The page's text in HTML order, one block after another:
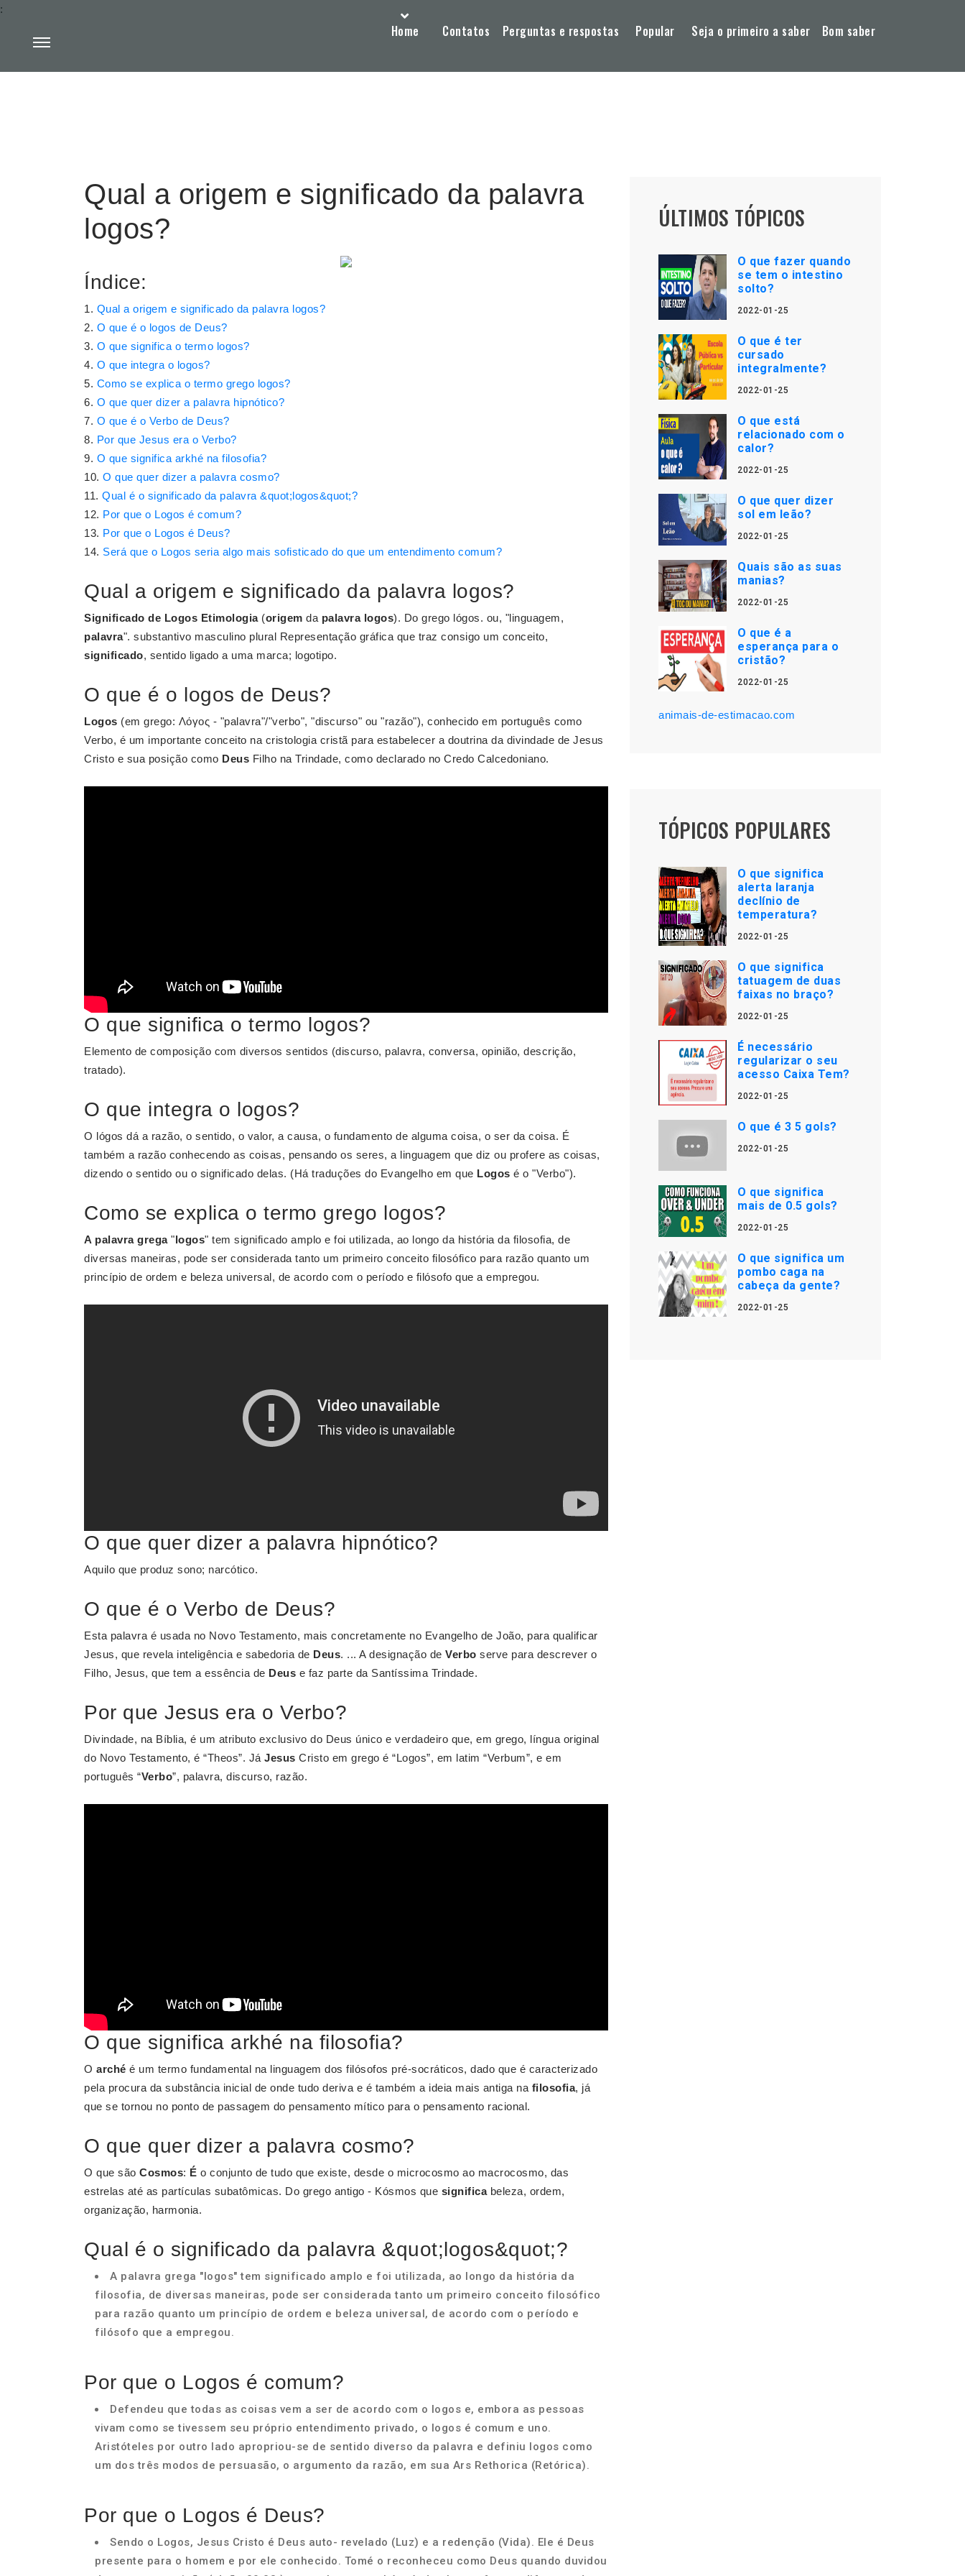
Home Contatos Perguntas e respostas Popular Seja o primeiro a saber Bom saber
:
Qual a origem e significado da palavra
logos?
Índice:
Qual a origem e significado da palavra logos?
O que é o logos de Deus?
O que significa o termo logos?
O que integra o logos?
Como se explica o termo grego logos?
O que quer dizer a palavra hipnótico?
O que é o Verbo de Deus?
Por que Jesus era o Verbo?
O que significa arkhé na filosofia?
O que quer dizer a palavra cosmo?
Qual é o significado da palavra &quot;logos&quot;?
Por que o Logos é comum?
Por que o Logos é Deus?
Será que o Logos seria algo mais sofisticado do que um entendimento comum?
Qual a origem e significado da palavra logos?
Significado de Logos Etimologia(origem da palavra logos). Do grego lógos. ou, "linguagem,
palavra". substantivo masculino plural Representação gráfica que traz consigo um conceito,
significado, sentido ligado a uma marca; logotipo.
O que é o logos de Deus?
Logos (em grego: Λόγος - "palavra"/"verbo", "discurso" ou "razão"), conhecido em português como
Verbo, é um importante conceito na cristologia cristã para estabelecer a doutrina da divindade de Jesus
Cristo e sua posição como Deus Filho na Trindade, como declarado no Credo Calcedoniano.
O que significa o termo logos?
Elemento de composição com diversos sentidos (discurso, palavra, conversa, opinião, descrição,
tratado).
O que integra o logos?
O lógos dá a razão, o sentido, o valor, a causa, o fundamento de alguma coisa, o ser da coisa. É
também a razão conhecendo as coisas, pensando os seres, a linguagem que diz ou profere as coisas,
dizendo o sentido ou o significado delas. (Há traduções do Evangelho em que Logos é o "Verbo").
Como se explica o termo grego logos?
A palavra grega"logos" tem significado amplo e foi utilizada, ao longo da história da filosofia, de
diversas maneiras, pode ser considerada tanto um primeiro conceito filosófico para razão quanto um
princípio de ordem e beleza universal, de acordo com o período e filósofo que a empregou.
O que quer dizer a palavra hipnótico?
Aquilo que produz sono; narcótico.
O que é o Verbo de Deus?
Esta palavra é usada no Novo Testamento, mais concretamente no Evangelho de João, para qualificar
Jesus, que revela inteligência e sabedoria de Deus. ... A designação de Verbo serve para descrever o
Filho, Jesus, que tem a essência de Deus e faz parte da Santíssima Trindade.
Por que Jesus era o Verbo?
Divindade, na Bíblia, é um atributo exclusivo do Deus único e verdadeiro que, em grego, língua original
do Novo Testamento, é “Theos”. Já Jesus Cristo em grego é “Logos”, em latim “Verbum”, e em
português “Verbo”, palavra, discurso, razão.
O que significa arkhé na filosofia?
O arché é um termo fundamental na linguagem dos filósofos pré-socráticos, dado que é caracterizado
pela procura da substância inicial de onde tudo deriva e é também a ideia mais antiga na filosofia, já
que se tornou no ponto de passagem do pensamento mítico para o pensamento racional.
O que quer dizer a palavra cosmo?
O que são Cosmos: É o conjunto de tudo que existe, desde o microcosmo ao macrocosmo, das
estrelas até as partículas subatômicas. Do grego antigo - Kósmos que significabeleza, ordem,
organização, harmonia.
Qual é o significado da palavra &quot;logos&quot;?
A palavra grega "logos" tem significado amplo e foi utilizada, ao longo da história da
filosofia, de diversas maneiras, pode ser considerada tanto um primeiro conceito filosófico
para razão quanto um princípio de ordem e beleza universal, de acordo com o período e
filósofo que a empregou.
Por que o Logos é comum?
Defendeu que todas as coisas vem a ser de acordo com o logos e, embora as pessoas
vivam como se tivessem seu próprio entendimento privado, o logos é comum e uno.
Aristóteles por outro lado apropriou-se de sentido diverso da palavra e definiu logos como
um dos três modos de persuasão, o argumento da razão, em sua Ars Rethorica (Retórica).
Por que o Logos é Deus?
Sendo o Logos, Jesus Cristo é Deus auto- revelado (Luz) e a redenção (Vida). Ele é Deus
presente para o homem e por ele conhecido. Tomé o reconheceu como Deus quando duvidou
ÚLTIMOS TÓPICOS
O que fazer quando
se tem o intestino
solto?
2022-01-25
O que é ter
cursado
integralmente?
2022-01-25
O que está
relacionado com o
calor?
2022-01-25
O que quer dizer
sol em leão?
2022-01-25
Quais são as suas
manias?
2022-01-25
O que é a
esperança para o
cristão?
2022-01-25
animais-de-estimacao.com
TÓPICOS POPULARES
O que significa
alerta laranja
declínio de
temperatura?
2022-01-25
O que significa
tatuagem de duas
faixas no braço?
2022-01-25
É necessário
regularizar o seu
acesso Caixa Tem?
2022-01-25
O que é 3 5 gols?
2022-01-25
O que significa
mais de 0.5 gols?
2022-01-25
O que significa um
pombo caga na
cabeça da gente?
2022-01-25